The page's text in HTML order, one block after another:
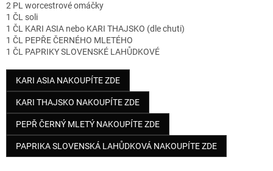
2 PL worcestrové omáčky
1 ČL soli
1 ČL KARI ASIA nebo KARI THAJSKO (dle chuti)
1 ČL PEPŘE ČERNÉHO MLETÉHO
1 ČL PAPRIKY SLOVENSKÉ LAHŮDKOVÉ
KARI ASIA NAKOUPÍTE ZDE
KARI THAJSKO NAKOUPÍTE ZDE
PEPŘ ČERNÝ MLETÝ NAKOUPÍTE ZDE
PAPRIKA SLOVENSKÁ LAHŮDKOVÁ NAKOUPÍTE ZDE